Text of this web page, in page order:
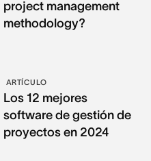
project management
methodology?
ARTÍCULO
Los 12 mejores
software de gestión de
proyectos en 2024